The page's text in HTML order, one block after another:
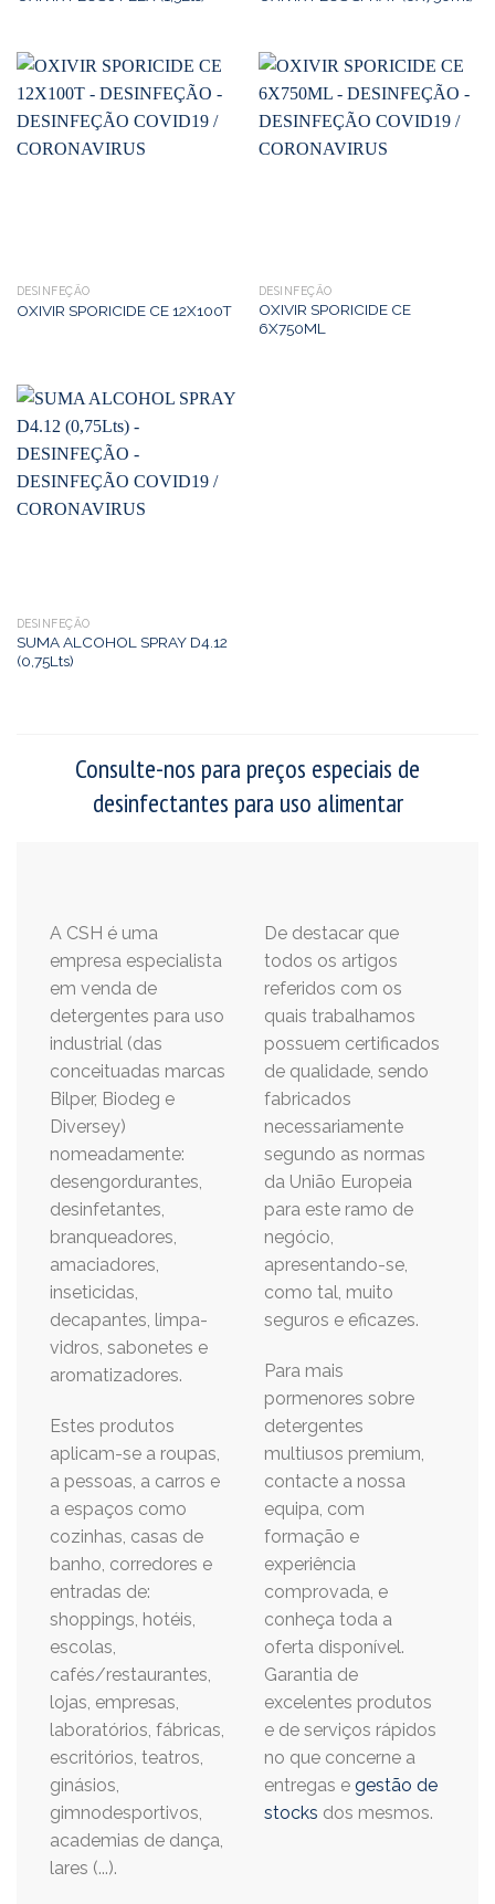
DESINFEÇÃO
OXIVIR SPORICIDE CE 12X100T
DESINFEÇÃO
OXIVIR SPORICIDE CE
6X750ML
DESINFEÇÃO
SUMA ALCOHOL SPRAY D4.12
(0,75Lts)
Consulte-nos para preços especiais de
desinfectantes para uso alimentar
A CSH é uma
empresa especialista
em venda de
detergentes para uso
industrial (das
conceituadas marcas
Bilper, Biodeg e
Diversey)
nomeadamente:
desengordurantes,
desinfetantes,
branqueadores,
amaciadores,
inseticidas,
decapantes, limpa-
vidros, sabonetes e
aromatizadores.
Estes produtos
aplicam-se a roupas,
a pessoas, a carros e
a espaços como
cozinhas, casas de
banho, corredores e
entradas de:
shoppings, hotéis,
escolas,
cafés/restaurantes,
lojas, empresas,
laboratórios, fábricas,
escritórios, teatros,
ginásios,
gimnodesportivos,
academias de dança,
lares (...).
De destacar que
todos os artigos
referidos com os
quais trabalhamos
possuem certificados
de qualidade, sendo
fabricados
necessariamente
segundo as normas
da União Europeia
para este ramo de
negócio,
apresentando-se,
como tal, muito
seguros e eficazes.
Para mais
pormenores sobre
detergentes
multiusos premium,
contacte a nossa
equipa, com
formação e
experiência
comprovada, e
conheça toda a
oferta disponível.
Garantia de
excelentes produtos
e de serviços rápidos
no que concerne a
entregas e gestão de
stocks dos mesmos.